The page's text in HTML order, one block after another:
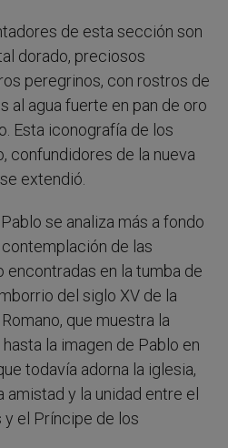
de esta sección son
dorado, preciosos
peregrinos, con rostros de
al agua fuerte en pan de oro
Esta iconografía de los
confundidores de la nueva
extendió.
se analiza más a fondo
de las
encontradas en la tumba de
del siglo XV de la
que muestra la
la imagen de Pablo en
todavía adorna la iglesia,
y la unidad entre el
el Príncipe de los